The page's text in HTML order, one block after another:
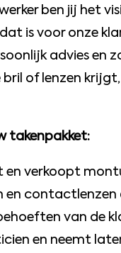
ben jij het
is voor onze
advies en
of lenzen
takenpakket:
en verkoopt
en contactlenzen
van de
en neemt